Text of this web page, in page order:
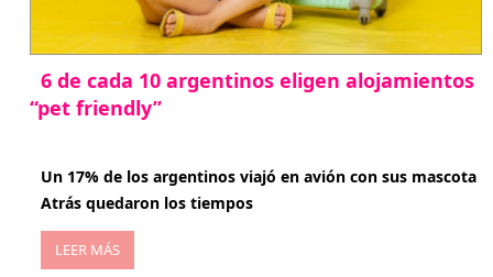
6 de cada 10 argentinos eligen alojamientos
“pet friendly”
Un 17% de los argentinos viajó en avión con sus mascota
Atrás quedaron los tiempos
LEER MÁS